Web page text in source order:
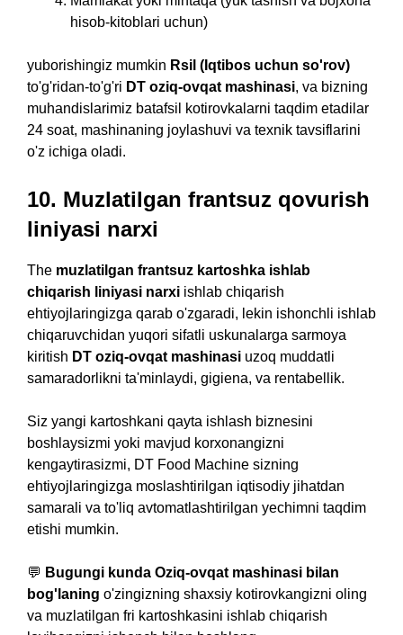
hisob-kitoblari uchun)
yuborishingiz mumkin Rsil (Iqtibos uchun so'rov)
to'g'ridan-to'g'ri DT oziq-ovqat mashinasi, va bizning
muhandislarimiz batafsil kotirovkalarni taqdim etadilar
24 soat, mashinaning joylashuvi va texnik tavsiflarini
o'z ichiga oladi.
10. Muzlatilgan frantsuz qovurish
liniyasi narxi
The muzlatilgan frantsuz kartoshka ishlab
chiqarish liniyasi narxi ishlab chiqarish
ehtiyojlaringizga qarab o'zgaradi, lekin ishonchli ishlab
chiqaruvchidan yuqori sifatli uskunalarga sarmoya
kiritish DT oziq-ovqat mashinasi uzoq muddatli
samaradorlikni ta'minlaydi, gigiena, va rentabellik.
Siz yangi kartoshkani qayta ishlash biznesini
boshlaysizmi yoki mavjud korxonangizni
kengaytirasizmi, DT Food Machine sizning
ehtiyojlaringizga moslashtirilgan iqtisodiy jihatdan
samarali va to'liq avtomatlashtirilgan yechimni taqdim
etishi mumkin.
💬 Bugungi kunda Oziq-ovqat mashinasi bilan
bog'laning o'zingizning shaxsiy kotirovkangizni oling
va muzlatilgan fri kartoshkasini ishlab chiqarish